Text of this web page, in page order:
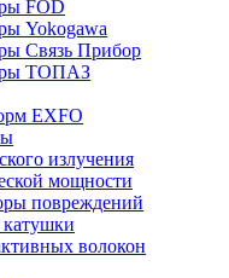
FOD
Yokogawa
Связь Прибор
ТОПАЗ
EXFO
излучения
мощности
повреждений
волокон